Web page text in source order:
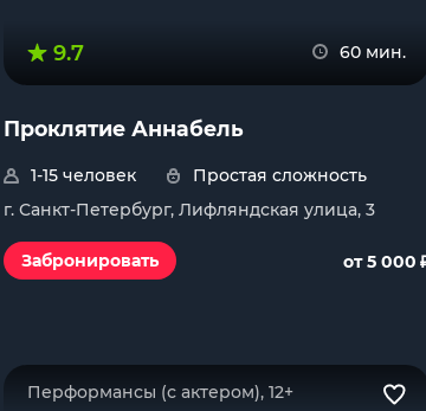
9.7 60 мин.
Проклятие Аннабель
1-15 человек
Простая сложность
г. Санкт-Петербург, Лифляндская улица, 3
Забронировать от 5 000
Перформансы (с актером), 12+